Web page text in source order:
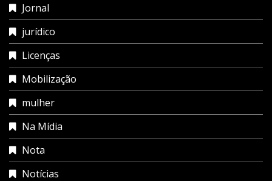
Jornal
jurídico
Licenças
Mobilização
mulher
Na Mídia
Nota
Notícias